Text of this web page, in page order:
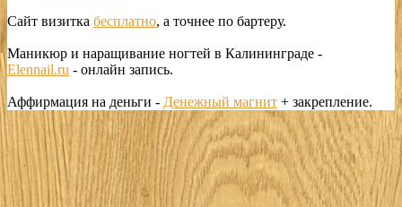
Сайт визитка бесплатно, а точнее по бартеру.
Маникюр и наращивание ногтей в Калининграде -
Elennail.ru - онлайн запись.
Аффирмация на деньги - Денежный магнит + закрепление.